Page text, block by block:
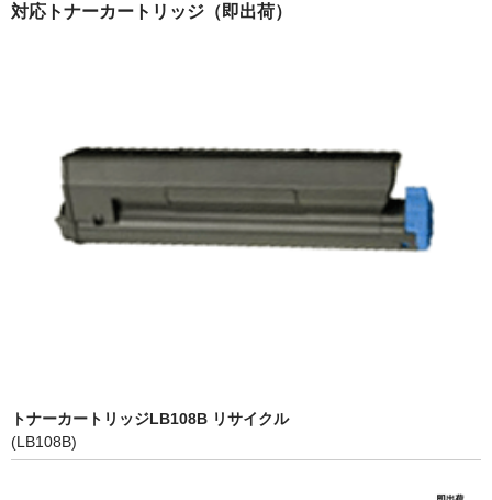
特定商取引法に基づく表示
貴社都合返品
対応トナーカートリッジ（即出荷）
トナーカートリッジLB108B リサイクル
(LB108B)